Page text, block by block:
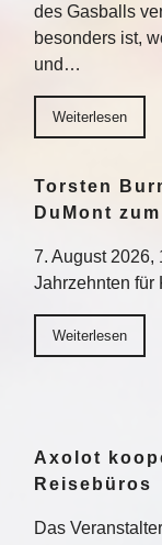
des Gasballs
besonders ist,
und…
Weiterlesen
Torsten
DuMont
7. August 2026,
Jahrzehnten
Weiterlesen
Axolot
Reisebüros
Das